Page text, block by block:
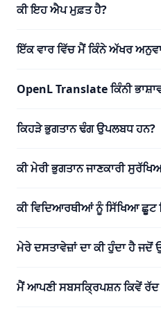
ਕੀ ਇਹ ਐਪ ਮੁਫ਼ਤ ਹੈ?
ਇੱਕ ਵਾਰ ਵਿੱਚ ਮੈਂ ਕਿੰਨੇ ਅੱਖਰ
OpenL Translate ਕਿੰਨੀ
ਕਿਹੜੇ ਭੁਗਤਾਨ ਢੰਗ ਉਪਲਬਧ ਹਨ?
ਕੀ ਮੇਰੀ ਭੁਗਤਾਨ ਜਾਣਕਾਰੀ
ਕੀ ਵਿਦਿਆਰਥੀਆਂ ਨੂੰ ਸਿੱਖਿਆ ਛੂਟ
ਮੇਰੇ ਦਸਤਾਵੇਜ਼ਾਂ ਦਾ ਕੀ ਹੁੰਦਾ ਹੈ
ਮੈਂ ਆਪਣੀ ਸਬਸਕ੍ਰਿਪਸ਼ਨ ਕਿਵੇਂ ਰੱਦ